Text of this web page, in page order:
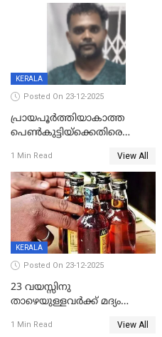
KERALA
Posted On 23-12-2025
പ്രായപൂർത്തിയാകാത്ത
പെൺകുട്ടിയ്ക്കെതിരെ
59 വർഷം തടവും 90,൦൦൦ രൂപ
പിഴയും ശിക്ഷ
1 Min Read View All
KERALA
Posted On 23-12-2025
23 വയസ്സിനു
താഴെയുള്ളവർക്ക് മദ്യം
നടപടി;സ്ഥാപനങ്ങൾക്കെതിരെ
1 Min Read View All